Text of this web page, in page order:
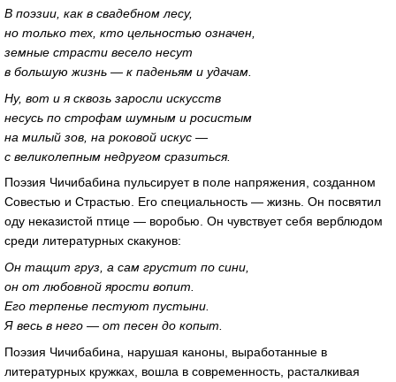
В поэзии, как в свадебном лесу,
но только тех, кто цельностью означен,
земные страсти весело несут
в большую жизнь — к паденьям и удачам.
Ну, вот и я сквозь заросли искусств
несусь по строфам шумным и росистым
на милый зов, на роковой искус —
с великолепным недругом сразиться.
Поэзия Чичибабина пульсирует в поле напряжения, созданном
Совестью и Страстью. Его специальность — жизнь. Он посвятил
оду неказистой птице — воробью. Он чувствует себя верблюдом
среди литературных скакунов:
Он тащит груз, а сам грустит по сини,
он от любовной ярости вопит.
Его терпенье пестуют пустыни.
Я весь в него — от песен до копыт.
Поэзия Чичибабина, нарушая каноны, выработанные в
литературных кружках, вошла в современность, расталкивая